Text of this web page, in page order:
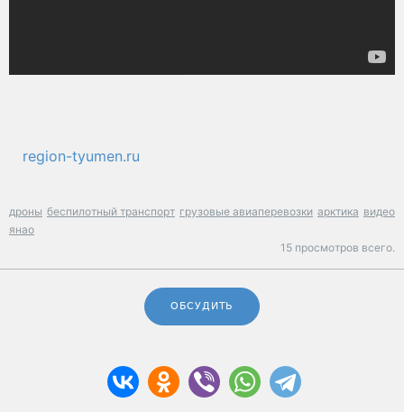
region-tyumen.ru
дроны беспилотный транспорт грузовые авиаперевозки арктика видео
янао
15 просмотров всего.
ОБСУДИТЬ